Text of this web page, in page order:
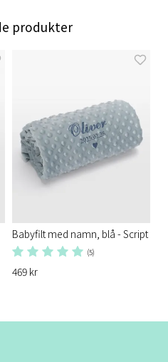
produkter
Babyfilt med namn, blå - Script
(5)
469 kr